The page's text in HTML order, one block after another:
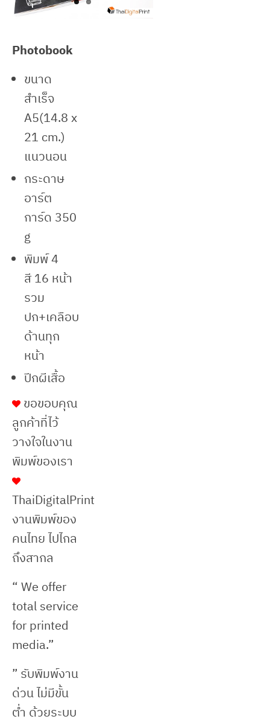
Photobook
ขนาด
สำเร็จ
A5(14.8 x
21 cm.)
แนวนอน
กระดาษ
อาร์ต
การ์ด 350
g
พิมพ์ 4
สี 16 หน้า
รวม
ปก+เคลือบ
ด้านทุก
หน้า
ปีกผีเสื้อ
ขอขอบคุณ
ลูกค้าที่ไว้
วางใจในงาน
พิมพ์ของเรา
ThaiDigitalPrint
งานพิมพ์ของ
คนไทย ไปไกล
ถึงสากล
“ We offer
total service
for printed
media.”
” รับพิมพ์งาน
ด่วน ไม่มีขั้น
ต่ำ ด้วยระบบ